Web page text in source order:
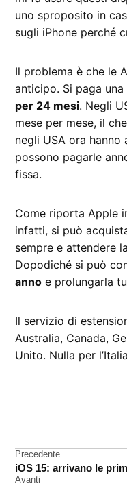
uno sproposito in
sugli iPhone perché
Il problema è che le
anticipo. Si paga
per 24 mesi. Negli
mese per mese, il
negli USA ora
possono pagarle
fissa.
Come riporta Apple
infatti, si può
sempre e attendere
Dopodiché si può
anno e prolungarla
Il servizio di
Australia, Canada,
Unito. Nulla per
Navigazione
articoli
Precedente
iOS 15: arrivano le
Avanti